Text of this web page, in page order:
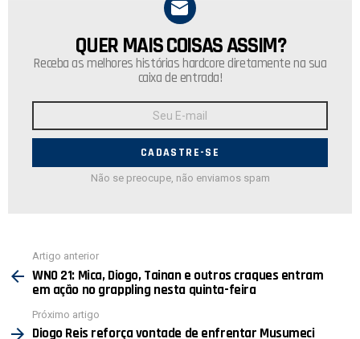
NEWSLETTER
QUER MAIS COISAS ASSIM?
Receba as melhores histórias hardcore diretamente na sua
caixa de entrada!
E-
Não se preocupe, não enviamos spam
mais
Artigo anterior
WNO 21: Mica, Diogo, Tainan e outros craques entram
em ação no grappling nesta quinta-feira
Próximo artigo
Diogo Reis reforça vontade de enfrentar Musumeci